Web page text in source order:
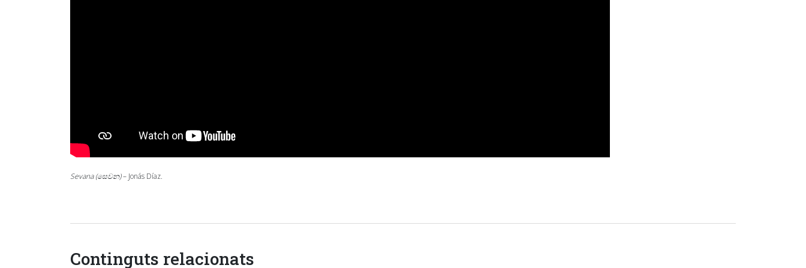
Sevana (සෙවන)– Jonás Díaz.
Continguts relacionats